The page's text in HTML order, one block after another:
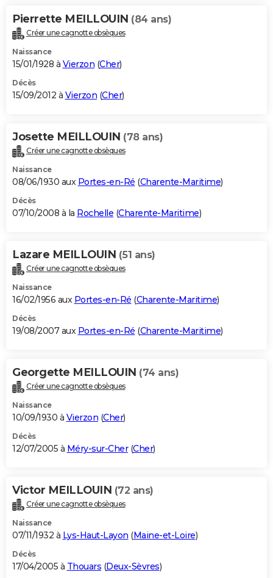
Pierrette MEILLOUIN (84 ans)
Créer une cagnotte obsèques
Naissance
15/01/1928 à Vierzon (Cher)
Décès
15/09/2012 à Vierzon (Cher)
Josette MEILLOUIN (78 ans)
Créer une cagnotte obsèques
Naissance
08/06/1930 aux Portes-en-Ré (Charente-Maritime)
Décès
07/10/2008 à la Rochelle (Charente-Maritime)
Lazare MEILLOUIN (51 ans)
Créer une cagnotte obsèques
Naissance
16/02/1956 aux Portes-en-Ré (Charente-Maritime)
Décès
19/08/2007 aux Portes-en-Ré (Charente-Maritime)
Georgette MEILLOUIN (74 ans)
Créer une cagnotte obsèques
Naissance
10/09/1930 à Vierzon (Cher)
Décès
12/07/2005 à Méry-sur-Cher(Cher)
Victor MEILLOUIN (72 ans)
Créer une cagnotte obsèques
Naissance
07/11/1932 à Lys-Haut-Layon (Maine-et-Loire)
Décès
17/04/2005 à Thouars (Deux-Sèvres)